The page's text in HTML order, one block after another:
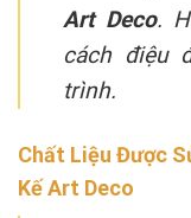
Art Deco.
cách điệu
trình.
Chất Liệu Được
Kế Art Deco